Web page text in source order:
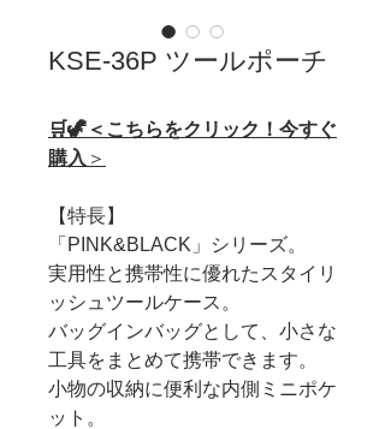
KSE-36P ツールポーチ
🛒🦖＜こちらをクリック！今すぐ
購入 ＞
【特長】
「PINK&BLACK」シリーズ。
実用性と携帯性に優れたスタイリ
ッシュツールケース。
バッグインバッグとして、小さな
工具をまとめて携帯できます。
小物の収納に便利な内側ミニポケ
ット。